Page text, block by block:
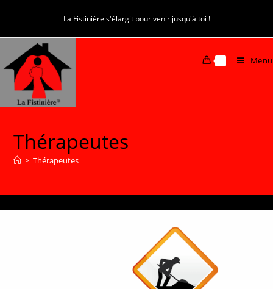
La Fistinière s'élargit pour venir jusqu'à toi !
Menu
Thérapeutes
> Thérapeutes